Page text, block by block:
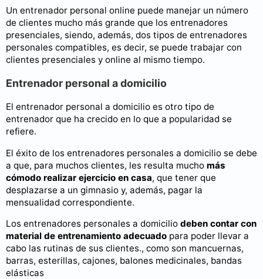
Un entrenador personal online puede manejar un número
de clientes mucho más grande que los entrenadores
presenciales, siendo, además, dos tipos de entrenadores
personales compatibles, es decir, se puede trabajar con
clientes presenciales y online al mismo tiempo.
Entrenador personal a domicilio
El entrenador personal a domicilio es otro tipo de
entrenador que ha crecido en lo que a popularidad se
refiere.
El éxito de los entrenadores personales a domicilio se debe
a que, para muchos clientes, les resulta mucho más
cómodo realizar ejercicio en casa, que tener que
desplazarse a un gimnasio y, además, pagar la
mensualidad correspondiente.
Los entrenadores personales a domicilio deben contar con
material de entrenamiento adecuado para poder llevar a
cabo las rutinas de sus clientes., como son mancuernas,
barras, esterillas, cajones, balones medicinales, bandas
elásticas